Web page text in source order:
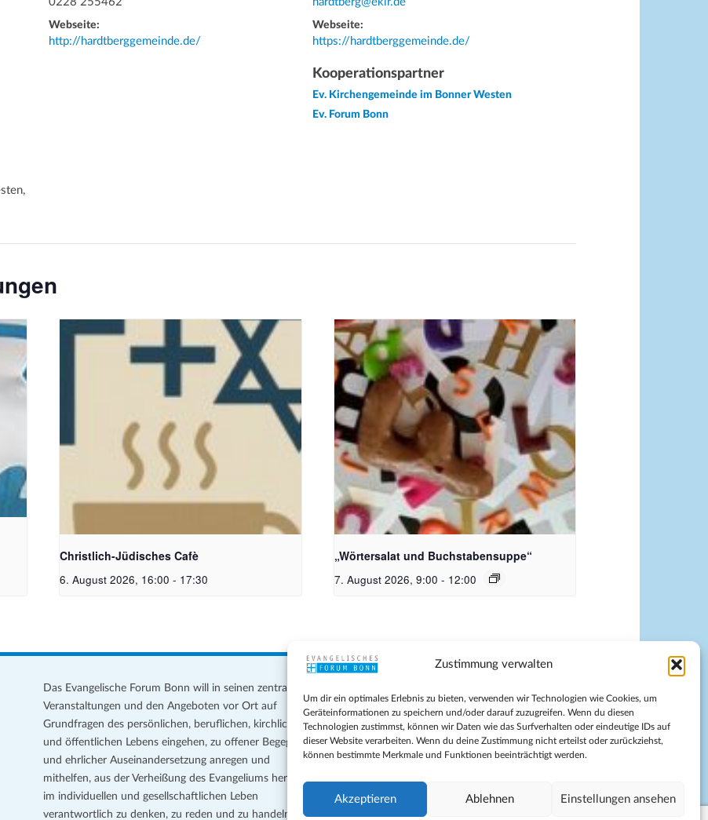
Zustimmung verwalten
Um dir ein optimales Erlebnis zu bieten, verwenden wir Technologien wie Cookies, um
Geräteinformationen zu speichern und/oder darauf zuzugreifen. Wenn du diesen
Technologien zustimmst, können wir Daten wie das Surfverhalten oder eindeutige IDs auf
dieser Website verarbeiten. Wenn du deine Zustimmung nicht erteilst oder zurückziehst,
können bestimmte Merkmale und Funktionen beeinträchtigt werden.
Akzeptieren Ablehnen Einstellungen ansehen
Webseite:
http://hardtberggemeinde.de/
Webseite:
https://hardtberggemeinde.de/
Kooperationspartner
Ev. Kirchengemeinde im Bonner Westen
Ev. Forum Bonn
Christlich-Jüdisches Cafe | Bildquelle: KI
Christlich-Jüdisches Cafè
6. August 2026, 16:00 - 17:30
Bildquelle_ Pixabay Free_Christoph
Meinersmann
„Wörtersalat und Buchstabensuppe“
7. August 2026, 9:00 - 12:00
Das Evangelische Forum Bonn will in seinen zentralen
Veranstaltungen und den Angeboten vor Ort auf
Grundfragen des persönlichen, beruflichen, kirchlichen
und öffentlichen Lebens eingehen, zu offener Begegnung
und ehrlicher Auseinandersetzung anregen und
mithelfen, aus der Verheißung des Evangeliums heraus
im individuellen und gesellschaftlichen Leben
verantwortlich zu denken, zu reden und zu handeln.
Datenschutz
Teilnahmebedingungen
Evangelische Kirche in Bonn
Cookie-Richtlinie (EU)